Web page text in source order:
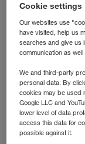
Innovative
WALTER
Cookie settings
Our websites use
have visited, help us
searches and give us
communication as
We and third-party
personal data. By
cookies may be used
Google LLC and
lower level of data
access this data for
possible against it.